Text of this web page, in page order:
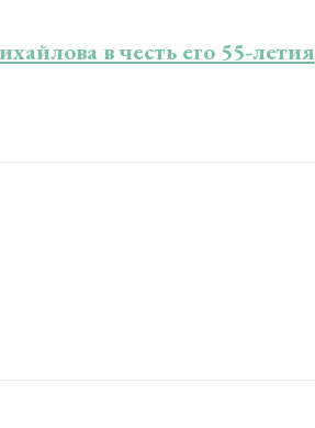
в честь его 55-летия